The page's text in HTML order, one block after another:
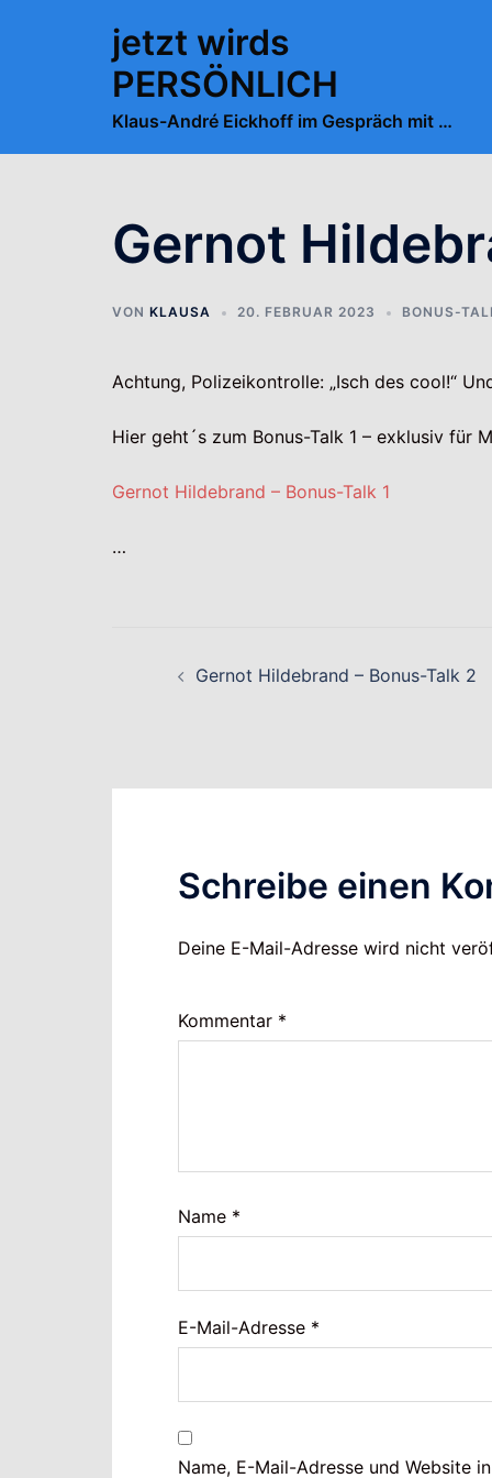
jetzt wirds
PERSÖNLICH
Klaus-André Eickhoff im Gespräch mit …
Gernot
VON KLAUSA 20. FEBRUAR 2023 BONUS-
Achtung, Polizeikontrolle: „Isch des cool!“
Hier geht´s zum Bonus-Talk 1 – exklusiv für
Gernot Hildebrand – Bonus-Talk 1
…
Gernot Hildebrand – Bonus-Talk 2
Schreibe einen
Deine E-Mail-Adresse wird nicht
Kommentar *
Name *
E-Mail-Adresse *
Name, E-Mail-Adresse und Website